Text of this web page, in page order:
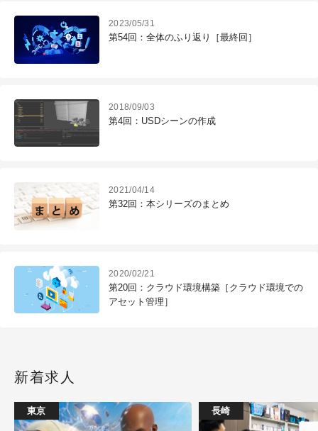
2023/05/31
第54回：全体のふり返り［最終回］
2018/09/03
第4回：USDシーンの作成
2021/04/14
第32回：本シリーズのまとめ
2020/02/21
第20回：クラウド環境構築［クラウド環境での
アセット管理］
新着求人
東京 長崎